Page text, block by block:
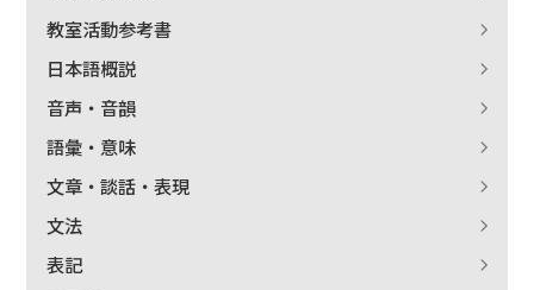
教室活動参考書
日本語概説
音声・音韻
語彙・意味
文章・談話・表現
文法
表記